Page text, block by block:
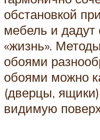
обстановкой
мебель и
«жизнь».
обоями
обоями можно
(дверцы,
видимую